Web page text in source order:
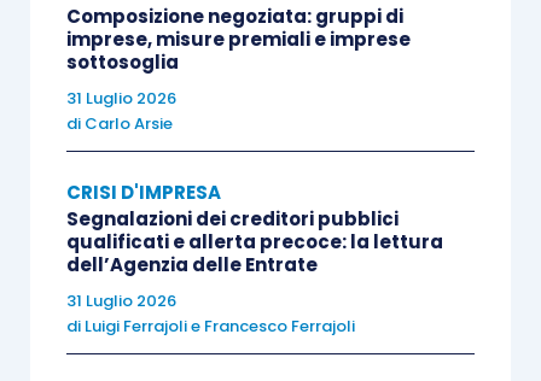
iscrittiin uno degli
albi professionali
lett. a), L.F. (avvocati, dottori
commercialisti e ragionieri
il
socio
designatoper
l’espletamento dell’incarico
essere iscritto ad uno degli albi indicati
Composizione negoziata: gruppi di
imprese, misure premiali e imprese
sottosoglia
31 Luglio 2026
di Carlo Arsie
CRISI D'IMPRESA
Segnalazioni dei creditori pubblici
qualificati e allerta precoce: la lettura
dell’Agenzia delle Entrate
31 Luglio 2026
di Luigi Ferrajolie Francesco Ferrajoli